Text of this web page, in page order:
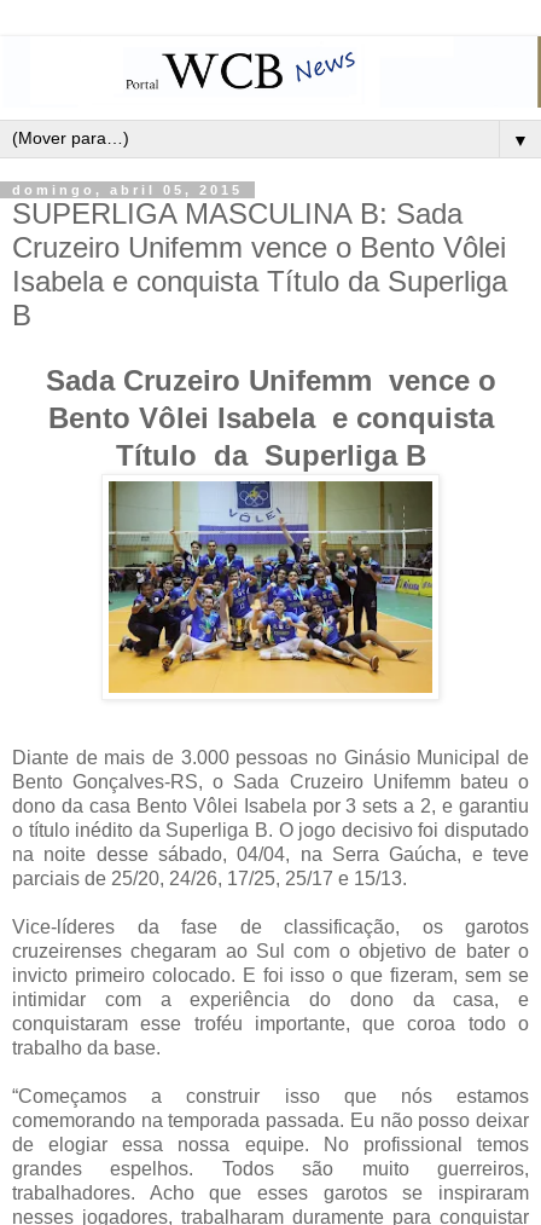
▼
domingo, abril 05, 2015
SUPERLIGA MASCULINA B: Sada
Cruzeiro Unifemm vence o Bento Vôlei
Isabela e conquista Título da Superliga
B
Sada Cruzeiro Unifemm vence o
Bento Vôlei Isabela e conquista
Título da Superliga B
Diante de mais de 3.000 pessoas no Ginásio Municipal de
Bento Gonçalves-RS, o Sada Cruzeiro Unifemm bateu o
dono da casa Bento Vôlei Isabela por 3 sets a 2, e garantiu
o título inédito da Superliga B. O jogo decisivo foi disputado
na noite desse sábado, 04/04, na Serra Gaúcha, e teve
parciais de 25/20, 24/26, 17/25, 25/17 e 15/13.
Vice-líderes da fase de classificação, os garotos
cruzeirenses chegaram ao Sul com o objetivo de bater o
invicto primeiro colocado. E foi isso o que fizeram, sem se
intimidar com a experiência do dono da casa, e
conquistaram esse troféu importante, que coroa todo o
trabalho da base.
“Começamos a construir isso que nós estamos
comemorando na temporada passada. Eu não posso deixar
de elogiar essa nossa equipe. No profissional temos
grandes espelhos. Todos são muito guerreiros,
trabalhadores. Acho que esses garotos se inspiraram
nesses jogadores, trabalharam duramente para conquistar